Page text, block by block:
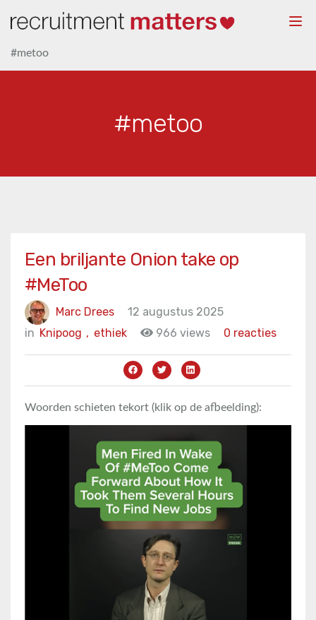
#metoo
#metoo
Een briljante Onion take op
#MeToo
Marc Drees
12 augustus 2025
in
ethiek
Knipoog , 966 views 0 reacties
Woorden schieten tekort (klik op de afbeelding):